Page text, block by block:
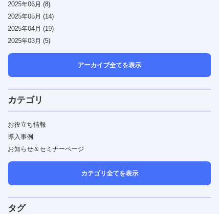
2025年06月 (8)
2025年05月 (14)
2025年04月 (19)
2025年03月 (5)
アーカイブ全てを表示
カテゴリ
お役立ち情報
導入事例
お知らせ＆セミナーページ
カテゴリ全てを表示
タグ